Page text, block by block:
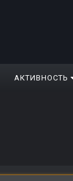
АКТИВНОСТЬ